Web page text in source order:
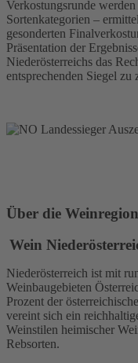
Verkostungsrunde
Sortenkategorien –
gesonderten
Präsentation der
Niederösterreichs das
entsprechenden Siegel zu
Über die Weinregion
Wein
Niederösterreich ist mit
Weinbaugebieten
Prozent der
vereint sich ein
Weinstilen heimischer
Rebsorten.